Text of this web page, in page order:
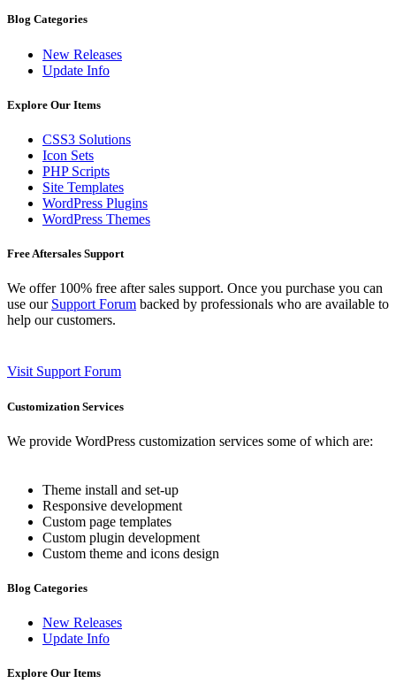
Blog Categories
New Releases
Update Info
Explore Our Items
CSS3 Solutions
Icon Sets
PHP Scripts
Site Templates
WordPress Plugins
WordPress Themes
Free Aftersales Support
We offer 100% free after sales support. Once you purchase you can
use our Support Forum backed by professionals who are available to
help our customers.
Visit Support Forum
Customization Services
We provide WordPress customization services some of which are:
Theme install and set-up
Responsive development
Custom page templates
Custom plugin development
Custom theme and icons design
Blog Categories
New Releases
Update Info
Explore Our Items